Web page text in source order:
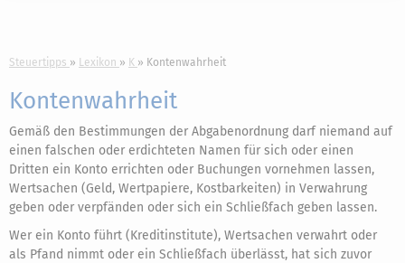
Steuertipps Lexikon K Kontenwahrheit
Kontenwahrheit
Gemäß den Bestimmungen der Abgabenordnung darf niemand auf
einen falschen oder erdichteten Namen für sich oder einen
Dritten ein Konto errichten oder Buchungen vornehmen lassen,
Wertsachen (Geld, Wertpapiere, Kostbarkeiten) in Verwahrung
geben oder verpfänden oder sich ein Schließfach geben lassen.
Wer ein Konto führt (Kreditinstitute), Wertsachen verwahrt oder
als Pfand nimmt oder ein Schließfach überlässt, hat sich zuvor